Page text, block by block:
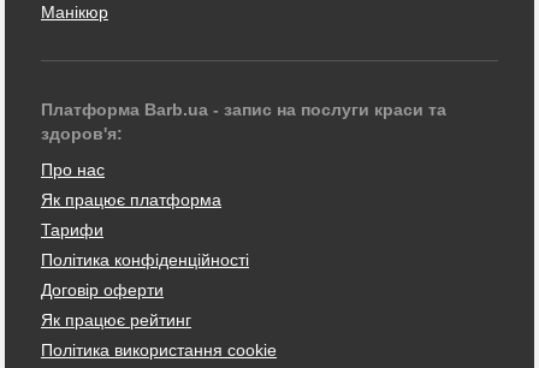
Манікюр
Платформа Barb.ua - запис на послуги краси та
здоров'я:
Про нас
Як працює платформа
Тарифи
Політика конфіденційності
Договір оферти
Як працює рейтинг
Політика використання cookie